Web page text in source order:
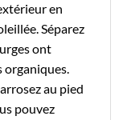
en
Séparez
ont
organiques.
au pied
pouvez